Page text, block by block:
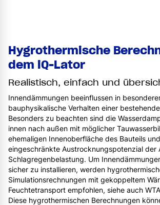
Hygrothermische
dem iQ-Lator
Realistisch, einfach und
Innendämmungen beeinflussen in
bauphysikalische Verhalten einer
Besonders zu beachten sind die
innen nach außen mit möglicher
ehemaligen Innenoberfläche des Bauteils
eingeschränkte Austrocknungspotenzial der
Schlagregenbelastung. Um
sicher zu installieren, werden
Simulationsrechnungen mit gekoppeltem
Feuchtetransport empfohlen, siehe auch
Diese hygrothermischen Berechnungen